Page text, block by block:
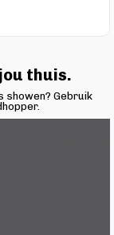
thuis.
showen? Gebruik